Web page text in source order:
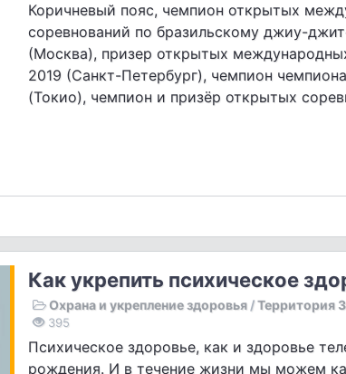
Коричневый пояс, чемпион открытых
соревнований по бразильскому джиу-
(Москва), призер открытых
2019 (Санкт-Петербург), чемпион
(Токио), чемпион и призёр открытых
Как укрепить психическое
Охрана и укрепление здоровья /Территория
395
Психическое здоровье, как и здоровье
рождения. И в течение жизни мы можем